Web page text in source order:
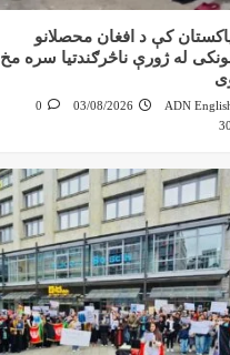
کې د افغان محصلانو
له ژورې ناڅرګندتیا سره مخ
ADN
03/08/2026
0
30